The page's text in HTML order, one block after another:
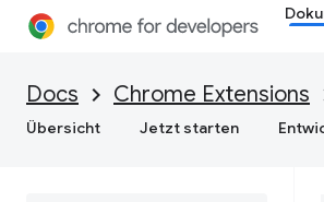
Docs Chrome Extensions
Übersicht Jetzt starten